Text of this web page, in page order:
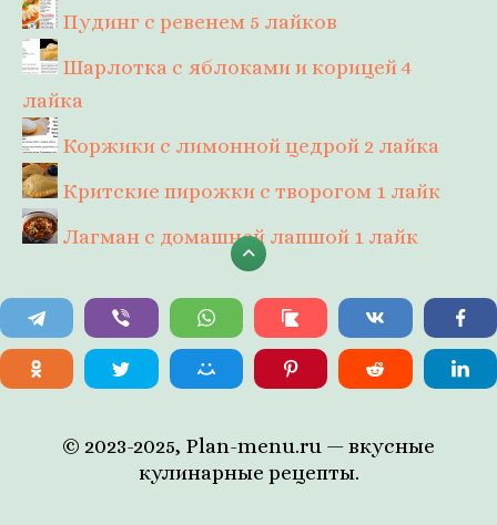
Пудинг с ревенем 5 лайков
Шарлотка с яблоками и корицей4
лайка
Коржики с лимонной цедрой 2 лайка
Критские пирожки с творогом 1 лайк
Лагман с домашней лапшой 1 лайк
© 2023-2025, Plan-menu.ru — вкусные
кулинарные рецепты.